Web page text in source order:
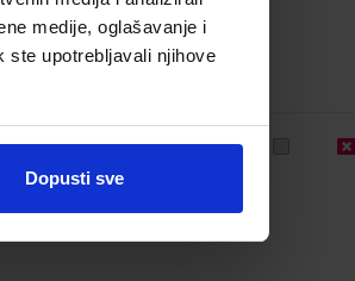
medije, oglašavanje i
ste upotrebljavali njihove
Dopusti sve
10,80 €